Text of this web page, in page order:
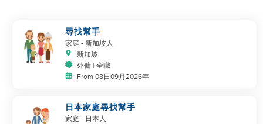
尋找幫手
家庭 - 新加坡人
新加坡
外傭 | 全職
From 08日09月2026年
日本家庭尋找幫手
家庭 - 日本人